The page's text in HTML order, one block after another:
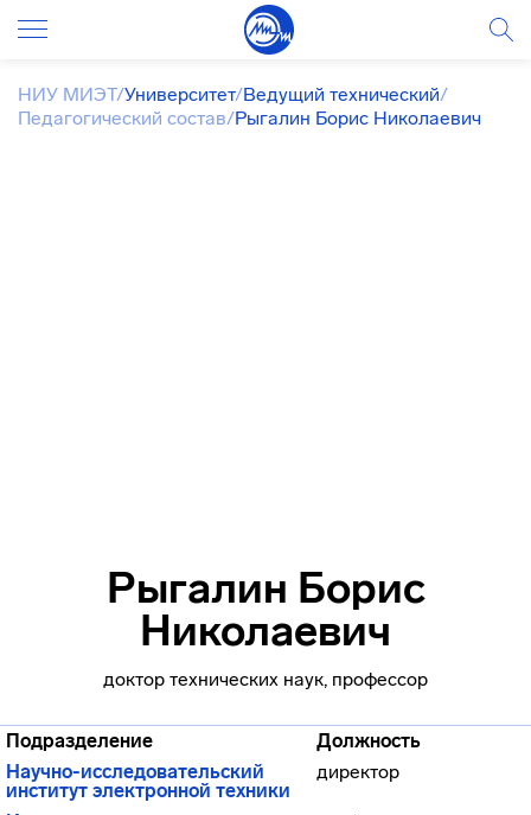
НИУ МИЭТ/Университет/Ведущий технический/
Педагогический состав/Рыгалин Борис Николаевич
Рыгалин Борис
Николаевич
доктор технических наук, профессор
Подразделение
Должность
Научно-исследовательский
институт электронной техники
директор